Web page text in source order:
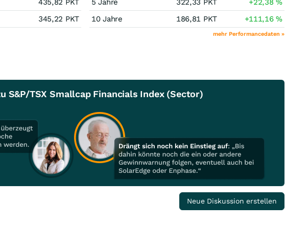
435,82 PKT
345,22 PKT
5 Jahre
322,33 PKT +22,38%
10 Jahre
186,81 PKT +111,16%
mehr Performancedaten »
S&P/TSX Smallcap Financials Index (Sector)
Neue Diskussion erstellen